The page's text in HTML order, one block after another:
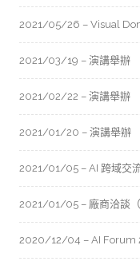
2021/05/26 – Visual
2021/03/19 – 演講舉辦
2021/02/22 – 演講舉辦
2021/01/20 – 演講舉辦
2021/01/05 – AI 跨域交
2021/01/05 – 廠商洽談（
2020/12/04 – AI Forum